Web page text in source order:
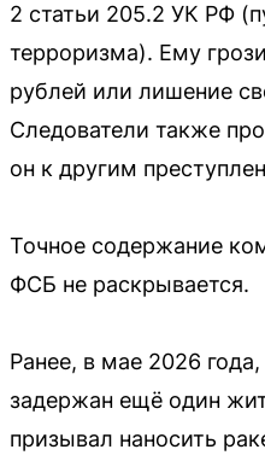
2 статьи 205.2 УК РФ
терроризма). Ему
рублей или лишение
Следователи также
он к другим
Точное содержание
ФСБ не раскрывается.
Ранее, в мае 2026
задержан ещё один
призывал наносить